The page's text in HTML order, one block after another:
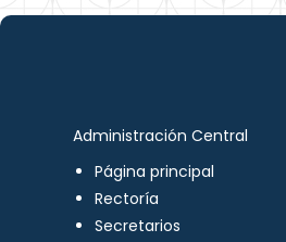
Administración Central
Página principal
Rectoría
Secretarios